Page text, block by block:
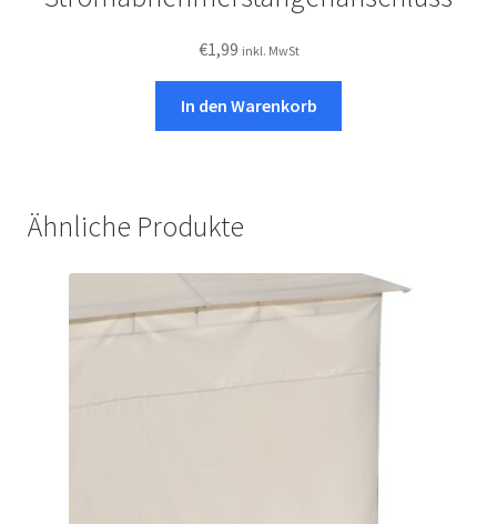
€1,99 inkl. MwSt
In den Warenkorb
Ähnliche Produkte